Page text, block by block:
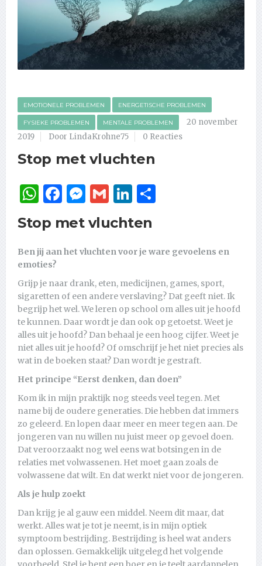
EMOTIONELE PROBLEMEN ENERGETISCHE PROBLEMEN
FYSIEKE PROBLEMEN MENTALE PROBLEMEN
20 november
2019
Door LindaKrohne75 0 Reacties
Stop met vluchten
WhatsApp
Facebook
Messenger
GmailLinkedIn
Stop met vluchten
Ben jij aan het vluchten voor je ware gevoelens en
emoties?
Grijp je naar drank, eten, medicijnen, games, sport,
sigaretten of een andere verslaving? Dat geeft niet. Ik
begrijp het wel. We leren op school om alles uit je hoofd
te kunnen. Daar wordt je dan ook op getoetst. Weet je
alles uit je hoofd? Dan behaal je een hoog cijfer. Weet je
niet alles uit je hoofd? Of omschrijf je het niet precies als
wat in de boeken staat? Dan wordt je gestraft.
Het principe “Eerst denken, dan doen”
Kom ik in mijn praktijk nog steeds veel tegen. Met
name bij de oudere generaties. Die hebben dat immers
zo geleerd. En lopen daar meer en meer tegen aan. De
jongeren van nu willen nu juist meer op gevoel doen.
Dat veroorzaakt nog wel eens wat botsingen in de
relaties met volwassenen. Het moet gaan zoals de
volwassene dat wilt. En dat werkt niet voor de jongeren.
Als je hulp zoekt
Dan krijg je al gauw een middel. Neem dit maar, dat
werkt. Alles wat je tot je neemt, is in mijn optiek
symptoom bestrijding. Bestrijding is heel wat anders
dan oplossen. Gemakkelijk uitgelegd het volgende